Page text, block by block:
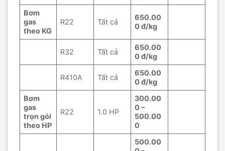
Bơm
gas
theo KG
R22 Tất cả
650.00
0 đ/kg
R32 Tất cả
650.00
0 đ/kg
R410A Tất cả
650.00
0 đ/kg
Bơm
gas
trọn gói
theo HP
R22 1.0 HP
300.00
0 –
500.00
0
500.00